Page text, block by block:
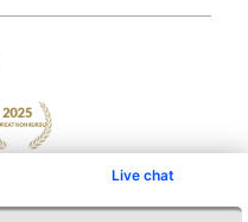
Live chat